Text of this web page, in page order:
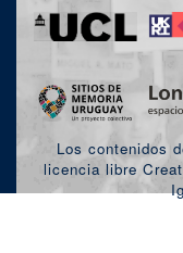
Los contenidos
licencia libre